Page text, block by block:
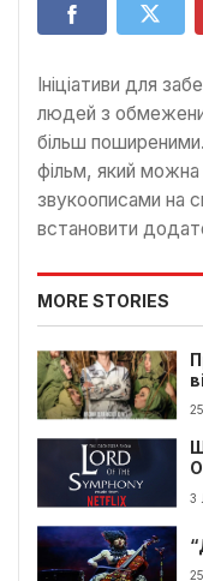
Ініціативи для
людей з
більш
фільм, який
звукоописами на
встановити
MORE STORIES
3